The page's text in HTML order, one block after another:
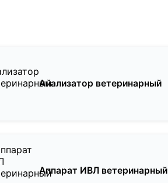
Анализатор ветеринарный
Аппарат ИВЛ ветеринарный